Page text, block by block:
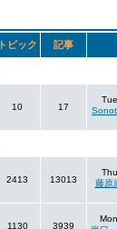
トピック 記事
10 17
2413 13013
藤原
1130 3939